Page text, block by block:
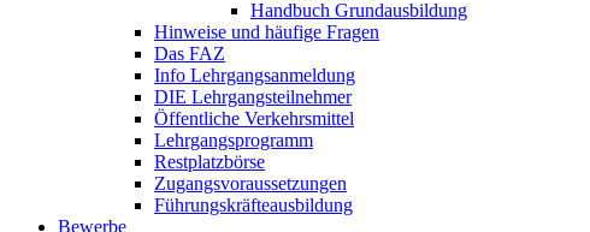
Handbuch Grundausbildung
Hinweise und häufige Fragen
Das FAZ
Info Lehrgangsanmeldung
DIE Lehrgangsteilnehmer
Öffentliche Verkehrsmittel
Lehrgangsprogramm
Restplatzbörse
Zugangsvoraussetzungen
Führungskräfteausbildung
Bewerbe